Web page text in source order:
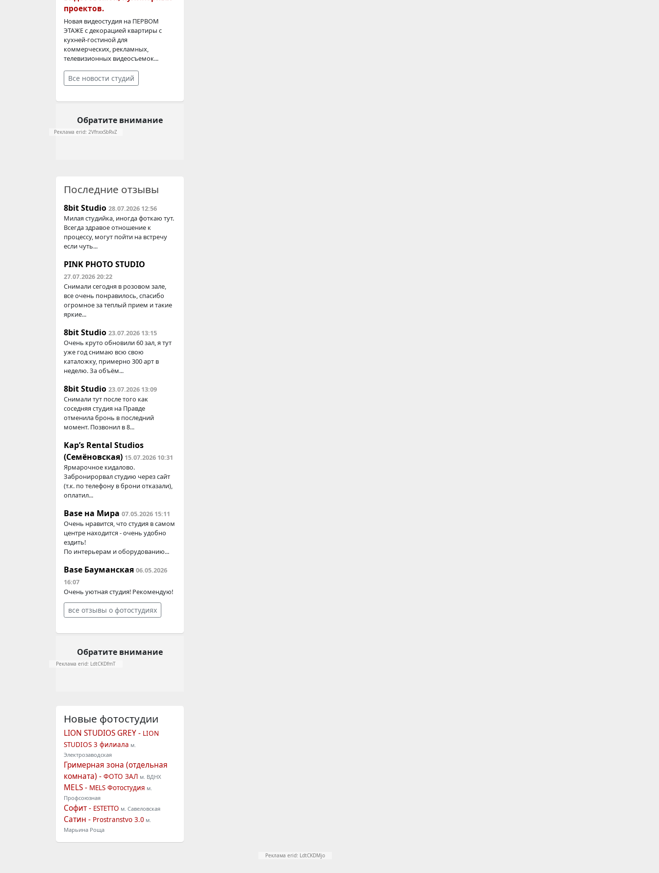
проектов.
Новая видеостудия на ПЕРВОМ
ЭТАЖЕ с декорацией квартиры с
кухней-гостиной для
коммерческих, рекламных,
телевизионных видеосъемок...
Все новости студий
Обратите внимание
Реклама erid: 2VfnxxSbRvZ
Последние отзывы
8bit Studio 28.07.2026 12:56
Милая студийка, иногда фоткаю тут.
Всегда здравое отношение к
процессу, могут пойти на встречу
если чуть...
PINK PHOTO STUDIO
27.07.2026 20:22
Снимали сегодня в розовом зале,
все очень понравилось, спасибо
огромное за теплый прием и такие
яркие...
8bit Studio 23.07.2026 13:15
Очень круто обновили 60 зал, я тут
уже год снимаю всю свою
каталожку, примерно 300 арт в
неделю. За объём...
8bit Studio 23.07.2026 13:09
Снимали тут после того как
соседняя студия на Правде
отменила бронь в последний
момент. Позвонил в 8...
Kap’s Rental Studios
(Семёновская) 15.07.2026 10:31
Ярмарочное кидалово.
Забронирорвал студию через сайт
(т.к. по телефону в брони отказали),
оплатил...
Base на Мира 07.05.2026 15:11
Очень нравится, что студия в самом
центре находится - очень удобно
ездить!
По интерьерам и оборудованию...
Base Бауманская 06.05.2026
16:07
Очень уютная студия! Рекомендую!
все отзывы о фотостудиях
Обратите внимание
Реклама erid: LdtCKDfmT
Новые фотостудии
LION STUDIOS GREY - LION
STUDIOS 3 филиала м.
Электрозаводская
Гримерная зона (отдельная
комната) - ФОТО ЗАЛ м. ВДНХ
MELS - MELS Фотостудия м.
Профсоюзная
Софит - ESTETTO м. Савеловская
Сатин - Prostranstvo 3.0 м.
Марьина Роща
Реклама erid: LdtCKDMjo